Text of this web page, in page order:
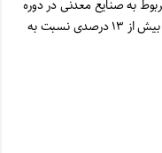
به صنایع معدنی در دوره
۱۰ ماهه امسال نشان می‌دهد که رشد متوسط بیش از ۱۳ درصدی نسبت به